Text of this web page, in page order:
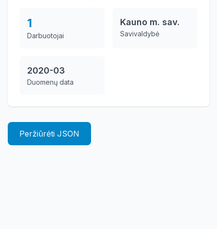
1
Darbuotojai
Kauno m. sav.
Savivaldybė
2020-03
Duomenų data
Peržiūrėti JSON